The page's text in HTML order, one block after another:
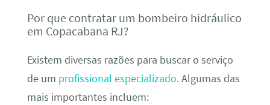
Por que contratar um bombeiro hidráulico
em Copacabana RJ?
Existem diversas razões para buscar o serviço
de um profissional especializado. Algumas das
mais importantes incluem: